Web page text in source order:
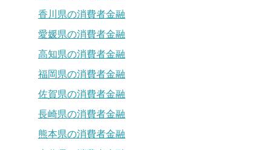
香川県の消費者金融
愛媛県の消費者金融
高知県の消費者金融
福岡県の消費者金融
佐賀県の消費者金融
長崎県の消費者金融
熊本県の消費者金融